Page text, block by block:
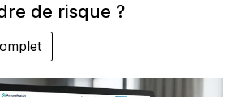
de risque ?